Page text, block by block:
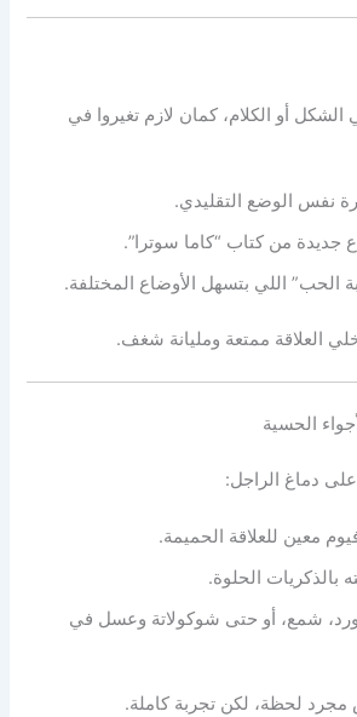
أو الكلام، كمان لازم تغيروا في
نفس الوضع التقليدي.
جديدة من كتاب “كاما سوترا”.
الحب” اللي بتسهل الأوضاع المختلفة.
العلاقة ممتعة ومليانة شغف.
الحسية
دماغ الراجل:
معين للعلاقة الحميمة.
بالذكريات الحلوة.
شمع، أو حتى شوكولاتة وعسل في
لحظة، لكن تجربة كاملة.